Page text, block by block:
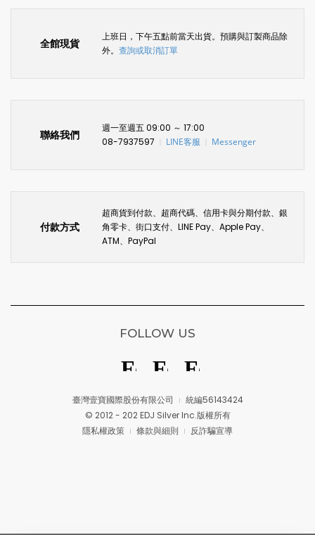
全館現貨
上班日，下午五點前當天出貨。預購與訂製商品除
外。 查詢或取消訂單
聯絡我們
週一至週五 09:00 ～ 17:00
08-7937597
LINE客服 Messenger
付款方式
超商貨到付款、超商代碼、信用卡與分期付款、銀
角零卡、街口支付、LINE Pay、Apple Pay、
ATM、PayPal
臺灣壹寶國際股份有限公司
統編56143424
© 2012 - 202 EDJ Silver Inc.版權所有
隱私權政策
條款與細則 反詐騙宣導
FOLLOW US